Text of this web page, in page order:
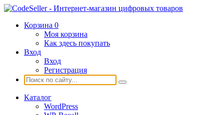
Корзина 0
Моя корзина
Как здесь покупать
Вход
Вход
Регистрация
Каталог
WordPress